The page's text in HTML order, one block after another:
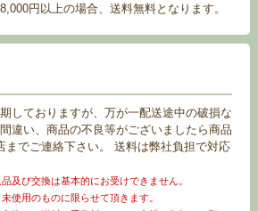
円以上の場合、送料無料となります。
しておりますが、万が一配送途中の破損な
違い、商品の不良等がございましたら商品
までご連絡下さい。 送料は弊社負担で対応
及び交換は基本的にお受けできません。
使用のものに限らせて頂きます。